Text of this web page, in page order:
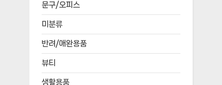
문구/오피스
미분류
반려/애완용품
뷰티
생활용품